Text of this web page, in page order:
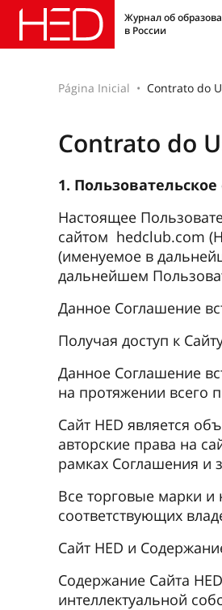
Журнал об
в России
Página Inicial Contrato do
Contrato do
1.
Настоящее
сайтом hedclub.com
(именуемое в
дальнейшем
Данное Соглашение
Получая доступ к
Данное Соглашение
на протяжении всего
Сайт HED является
авторские права на
рамках Соглашения и
Все торговые марки и
соответствующих
Сайт HED и
Содержание Сайта
интеллектуальной